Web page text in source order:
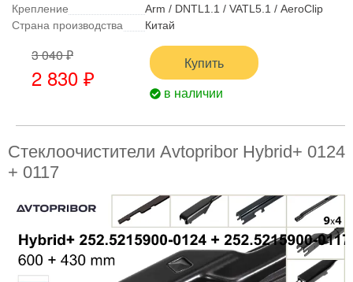
Крепление
Arm / DNTL1.1 / VATL5.1 / AeroClip
Страна производства
Китай
3 040 ₽
2 830 ₽
Купить
в наличии
Стеклоочистители Avtopribor Hybrid+ 0124
+ 0117